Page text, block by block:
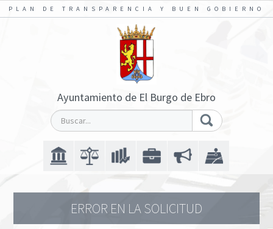
PLAN DE TRANSPARENCIA Y BUEN GOBIERNO
Ayuntamiento de El Burgo de Ebro
ERROR EN LA SOLICITUD